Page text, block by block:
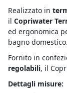
Realizzato in
il Copriwater
ed ergonomica
bagno domestico.
Fornito in
regolabili, il
Dettagli misure: